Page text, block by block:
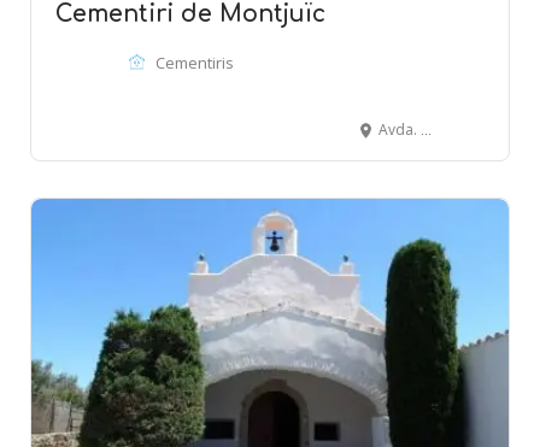
Cementiri de Montjuïc
Cementiris
Avda. Mare de Déu de Port, 56 - 58 - BARCELONA